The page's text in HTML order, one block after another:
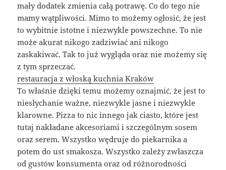
mały dodatek zmienia całą potrawę. Co do tego nie
mamy wątpliwości. Mimo to możemy ogłosić, że jest
to wybitnie istotne i niezwykle powszechne. To nie
może akurat nikogo zadziwiać ani nikogo
zaskakiwać. Tak to już wygląda oraz nie możemy się
z tym sprzeczać.
restauracja z włoską kuchnia Kraków
To właśnie dzięki temu możemy oznajmić, że jest to
niesłychanie ważne, niezwykle jasne i niezwykle
klarowne. Pizza to nic innego jak ciasto, które jest
tutaj nakładane akcesoriami i szczególnym sosem
oraz serem. Wszystko wędruje do piekarnika a
potem do ust smakosza. Wszystko zależy zwłaszcza
od gustów konsumenta oraz od różnorodności